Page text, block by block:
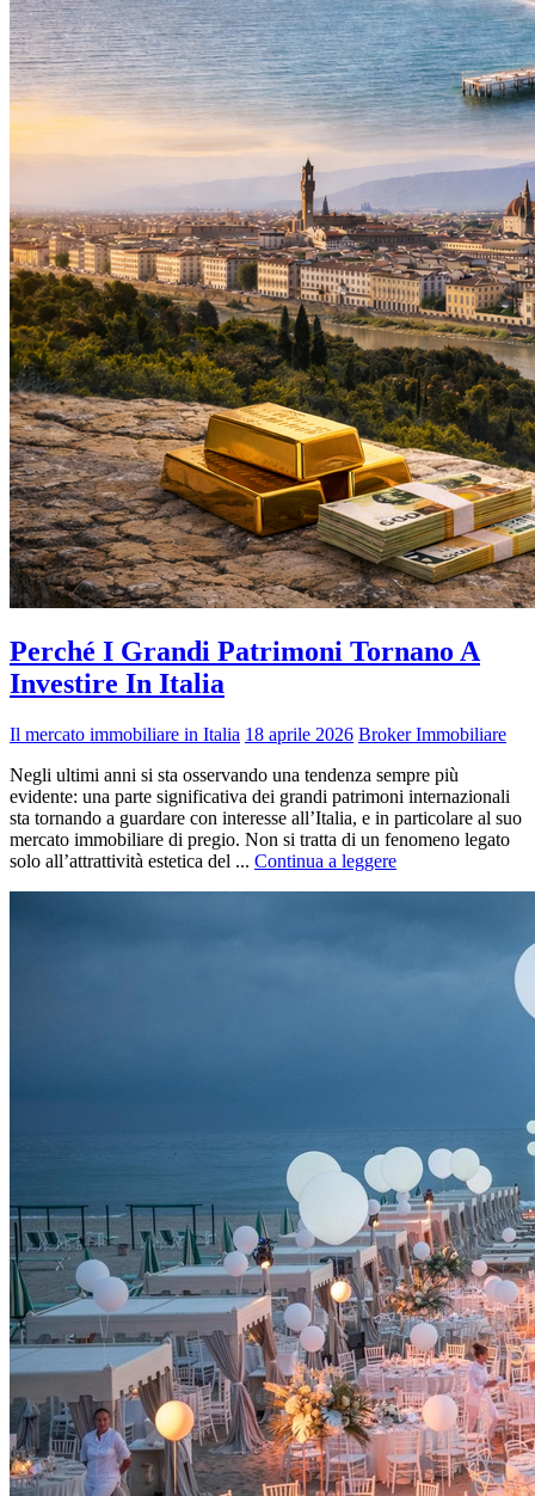
Perché I Grandi Patrimoni Tornano A
Investire In Italia
Il mercato immobiliare in Italia 18 aprile 2026 Broker Immobiliare
Negli ultimi anni si sta osservando una tendenza sempre più
evidente: una parte significativa dei grandi patrimoni internazionali
sta tornando a guardare con interesse all’Italia, e in particolare al suo
mercato immobiliare di pregio. Non si tratta di un fenomeno legato
solo all’attrattività estetica del ... Continua a leggere